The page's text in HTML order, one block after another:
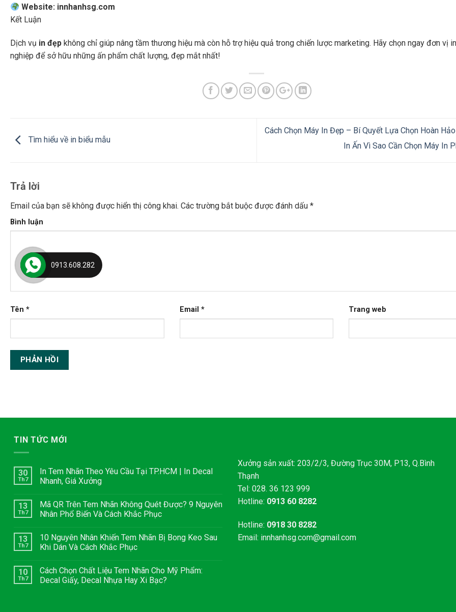
Website: innhanhsg.com
Kết Luận
Dịch vụ in đẹp không chỉ giúp nâng tầm thương hiệu mà còn hỗ trợ hiệu quả trong chiến lược marketing. Hãy chọn ngay đơn vị
nghiệp để sở hữu những ấn phẩm chất lượng, đẹp mắt nhất!
Tìm hiểu về in biểu mẫu
Cách Chọn Máy In Đẹp – Bí Quyết Lựa Chọn Hoàn
In Ấn Vì Sao Cần Chọn Máy In
Trả lời
Email của bạn sẽ không được hiển thị công khai. Các trường bắt buộc được đánh dấu *
Bình luận
Tên * Email * Trang web
TIN TỨC MỚI
30
Th7
In Tem Nhãn Theo Yêu Cầu Tại TP.HCM | In Decal
Nhanh, Giá Xưởng
13
Th7
Mã QR Trên Tem Nhãn Không Quét Được? 9 Nguyên
Nhân Phổ Biến Và Cách Khắc Phục
13
Th7
10 Nguyên Nhân Khiến Tem Nhãn Bị Bong Keo Sau
Khi Dán Và Cách Khắc Phục
10
Th7
Cách Chọn Chất Liệu Tem Nhãn Cho Mỹ Phẩm:
Decal Giấy, Decal Nhựa Hay Xi Bạc?
Xưởng sản xuất: 203/2/3, Đường Trục 30M, P13, Q.Bình
Thạnh
Tel: 028. 36 123 999
Hotline: 0913 60 8282
Hotline: 0918 30 8282
Email: innhanhsg.com@gmail.com
0913.608.282